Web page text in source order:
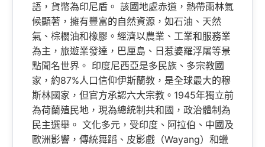
語，貨幣為印尼盾。 該國地處赤道，熱帶雨林氣
候顯著，擁有豐富的自然資源，如石油、天然
氣、棕櫚油和橡膠。經濟以農業、工業和服務業
為主，旅遊業發達，巴厘島、日惹婆羅浮屠等景
點聞名世界。 印度尼西亞是多民族、多宗教國
家，約87%人口信仰伊斯蘭教，是全球最大的穆
斯林國家，但官方承認六大宗教。1945年獨立前
為荷蘭殖民地，現為總統制共和國，政治體制為
民主選舉。 文化多元，受印度、阿拉伯、中國及
歐洲影響，傳統舞蹈、皮影戲（Wayang）和蠟